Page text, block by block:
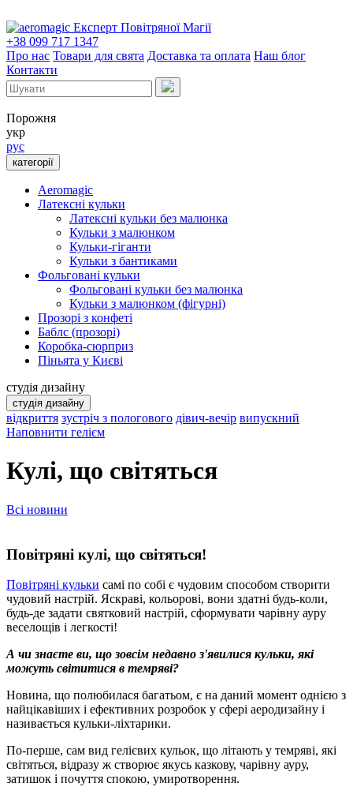
Експерт Повітряної Магії
+38 099 717 1347
Про нас Товари для свята Доставка та оплата Наш блог
Контакти
Порожня
укр
рус
категорії
Aeromagic
Латексні кульки
Латексні кульки без малюнка
Кульки з малюнком
Кульки-гіганти
Кульки з бантиками
Фольговані кульки
Фольговані кульки без малюнка
Кульки з малюнком (фігурні)
Прозорі з конфеті
Баблс (прозорі)
Коробка-сюрприз
Піньята у Києві
студія дизайну
студія дизайну
відкриття зустріч з пологового дівич-вечір випускний
Наповнити гелієм
Кулі, що світяться
Всі новини
Повітряні кулі, що світяться!
Повітряні кульки самі по собі є чудовим способом створити
чудовий настрій. Яскраві, кольорові, вони здатні будь-коли,
будь-де задати святковий настрій, сформувати чарівну ауру
веселощів і легкості!
А чи знаєте ви, що зовсім недавно з'явилися кульки, які
можуть світитися в темряві?
Новина, що полюбилася багатьом, є на даний момент однією з
найцікавіших і ефективних розробок у сфері аеродизайну і
називається кульки-ліхтарики.
По-перше, сам вид гелієвих кульок, що літають у темряві, які
світяться, відразу ж створює якусь казкову, чарівну ауру,
затишок і почуття спокою, умиротворення.